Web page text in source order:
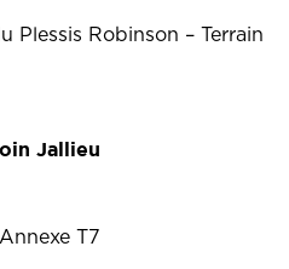
Plessis Robinson – Terrain
Jallieu
T7